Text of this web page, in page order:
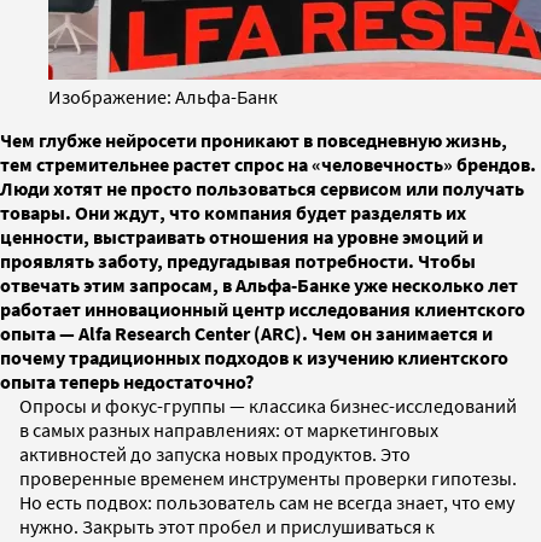
Изображение: Альфа-Банк
Чем глубже нейросети проникают в повседневную жизнь,
тем стремительнее растет спрос на «человечность» брендов.
Люди хотят не просто пользоваться сервисом или получать
товары. Они ждут, что компания будет разделять их
ценности, выстраивать отношения на уровне эмоций и
проявлять заботу, предугадывая потребности. Чтобы
отвечать этим запросам, в Альфа-Банке уже несколько лет
работает инновационный центр исследования клиентского
опыта — Alfa Research Center (ARC). Чем он занимается и
почему традиционных подходов к изучению клиентского
опыта теперь недостаточно?
Опросы и фокус-группы — классика бизнес-исследований
в самых разных направлениях: от маркетинговых
активностей до запуска новых продуктов. Это
проверенные временем инструменты проверки гипотезы.
Но есть подвох: пользователь сам не всегда знает, что ему
нужно. Закрыть этот пробел и прислушиваться к